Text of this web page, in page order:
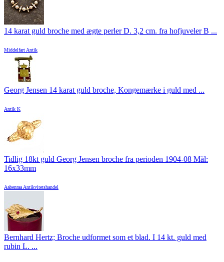
14 karat guld broche med ægte perler D. 3,2 cm. fra hofjuveler B ...
Middelfart Antik
Georg Jensen 14 karat guld broche, Kongemærke i guld med ...
Antik K
Tidlig 18kt guld Georg Jensen broche fra perioden 1904-08 Mål:
16x33mm
Aabenraa Antikvitetshandel
Bernhard Hertz; Broche udformet som et blad. I 14 kt. guld med
rubin L. ...